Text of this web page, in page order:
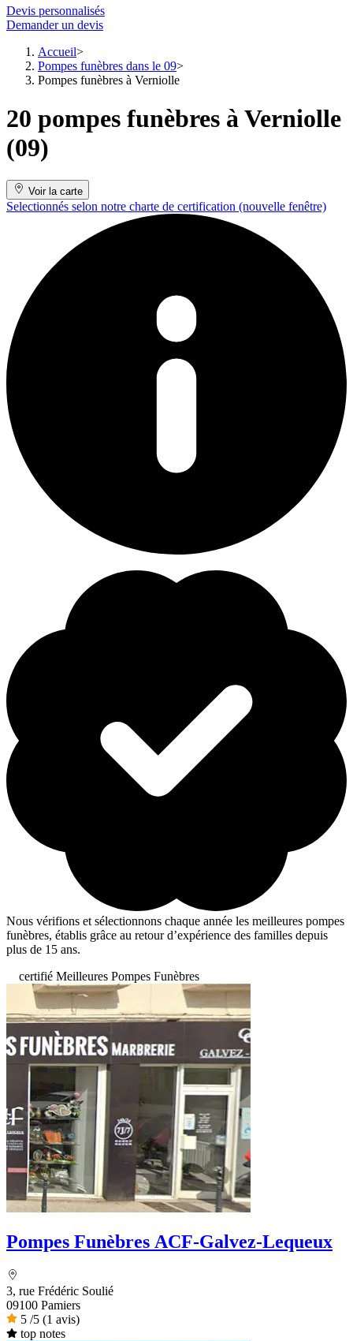
Devis personnalisés
Demander un devis
Accueil
Pompes funèbres dans le 09
Pompes funèbres à Verniolle
20 pompes funèbres à Verniolle
(09)
Voir la carte
Selectionnés selon notre charte de certification (nouvelle fenêtre)
Nous vérifions et sélectionnons chaque année les meilleures pompes
funèbres, établis grâce au retour d’expérience des familles depuis
plus de 15 ans.
certifié Meilleures Pompes Funèbres
Pompes Funèbres ACF-Galvez-Lequeux
3, rue Frédéric Soulié
09100 Pamiers
5 /5 (1 avis)
top notes